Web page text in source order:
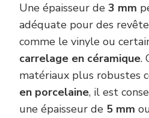
Une épaisseur de 3 mm
adéquate pour des
comme le vinyle ou
carrelage en céramique.
matériaux plus robustes
en porcelaine, il est
une épaisseur de 5 mm